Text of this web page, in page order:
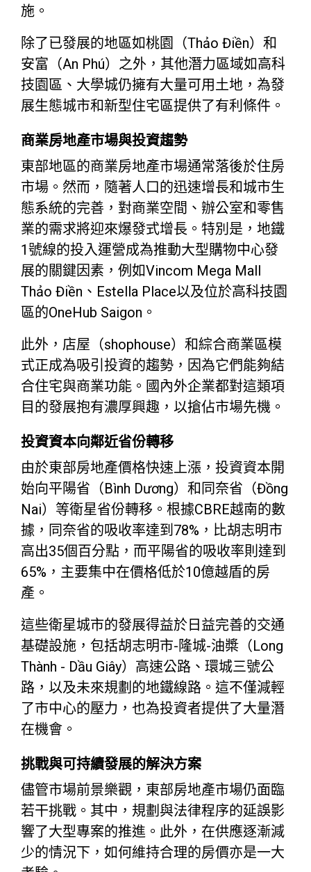
施。
除了已發展的地區如桃園（Thảo Điền）和
安富（An Phú）之外，其他潛力區域如高科
技園區、大學城仍擁有大量可用土地，為發
展生態城市和新型住宅區提供了有利條件。
商業房地產市場與投資趨勢
東部地區的商業房地產市場通常落後於住房
市場。然而，隨著人口的迅速增長和城市生
態系統的完善，對商業空間、辦公室和零售
業的需求將迎來爆發式增長。特別是，地鐵
1號線的投入運營成為推動大型購物中心發
展的關鍵因素，例如Vincom Mega Mall
Thảo Điền、Estella Place以及位於高科技園
區的OneHub Saigon。
此外，店屋（shophouse）和綜合商業區模
式正成為吸引投資的趨勢，因為它們能夠結
合住宅與商業功能。國內外企業都對這類項
目的發展抱有濃厚興趣，以搶佔市場先機。
投資資本向鄰近省份轉移
由於東部房地產價格快速上漲，投資資本開
始向平陽省（Bình Dương）和同奈省（Đồng
Nai）等衛星省份轉移。根據CBRE越南的數
據，同奈省的吸收率達到78%，比胡志明市
高出35個百分點，而平陽省的吸收率則達到
65%，主要集中在價格低於10億越盾的房
產。
這些衛星城市的發展得益於日益完善的交通
基礎設施，包括胡志明市-隆城-油槳（Long
Thành - Dầu Giây）高速公路、環城三號公
路，以及未來規劃的地鐵線路。這不僅減輕
了市中心的壓力，也為投資者提供了大量潛
在機會。
挑戰與可持續發展的解決方案
儘管市場前景樂觀，東部房地產市場仍面臨
若干挑戰。其中，規劃與法律程序的延誤影
響了大型專案的推進。此外，在供應逐漸減
少的情況下，如何維持合理的房價亦是一大